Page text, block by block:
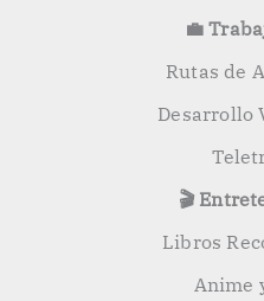
💼
Rutas de
Desarrollo
🎬
Libros
Anime